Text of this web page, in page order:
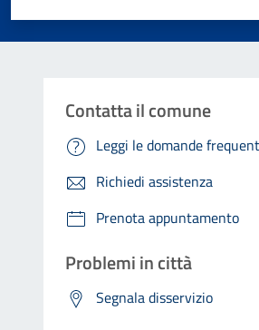
Contatta il comune
Leggi le domande
Richiedi assistenza
Prenota appuntamento
Problemi in città
Segnala disservizio